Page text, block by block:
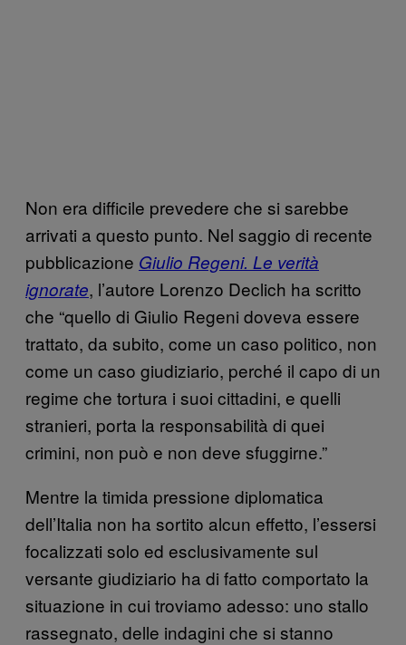
Non era difficile prevedere che si sarebbe
arrivati a questo punto. Nel saggio di recente
pubblicazione Giulio Regeni. Le verità
ignorate, l’autore Lorenzo Declich ha scritto
che “quello di Giulio Regeni doveva essere
trattato, da subito, come un caso politico, non
come un caso giudiziario, perché il capo di un
regime che tortura i suoi cittadini, e quelli
stranieri, porta la responsabilità di quei
crimini, non può e non deve sfuggirne.”
Mentre la timida pressione diplomatica
dell’Italia non ha sortito alcun effetto, l’essersi
focalizzati solo ed esclusivamente sul
versante giudiziario ha di fatto comportato la
situazione in cui troviamo adesso: uno stallo
rassegnato, delle indagini che si stanno